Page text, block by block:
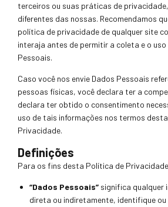
terceiros ou suas práticas de
diferentes das nossas. Recomendamos
política de privacidade de qualquer site
interaja antes de permitir a coleta e o uso
Pessoais.
Caso você nos envie Dados Pessoais
pessoas físicas, você declara ter a
declara ter obtido o consentimento
uso de tais informações nos termos
Privacidade.
Definições
Para os fins desta Política de
“Dados Pessoais” significa qualquer
direta ou indiretamente, identifique